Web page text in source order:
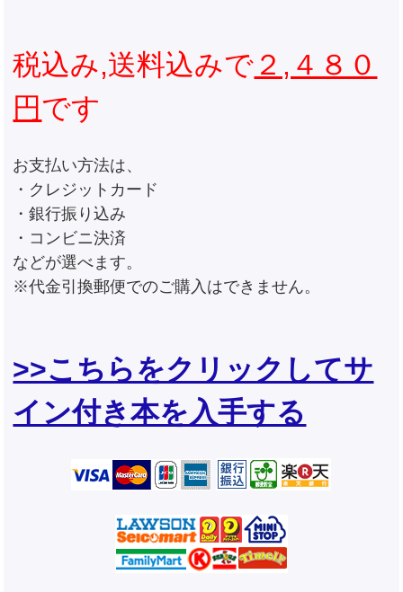
税込み,送料込みで ２,４８０
円です
お支払い方法は、
・クレジットカード
・銀行振り込み
・コンビニ決済
などが選べます。
※代金引換郵便でのご購入はできません。
>>こちらをクリックしてサ
イン付き本を入手する